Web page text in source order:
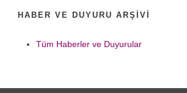
HABER VE DUYURU ARŞIVI
Tüm Haberler ve Duyurular